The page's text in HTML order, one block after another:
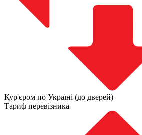
Кур'єром по Україні (до дверей)
Тариф перевізника